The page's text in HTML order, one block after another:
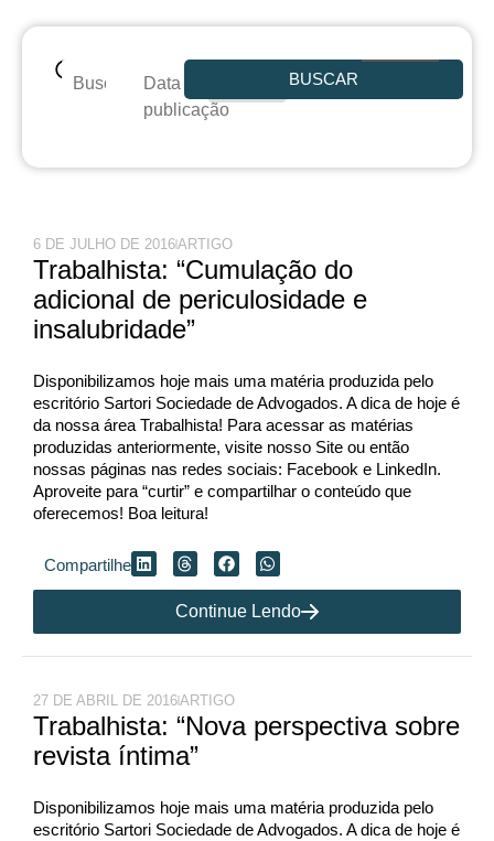
Data de
publicação
BUSCAR
6 DE JULHO DE 2016ARTIGO
Trabalhista: “Cumulação do
adicional de periculosidade e
insalubridade”
Disponibilizamos hoje mais uma matéria produzida pelo
escritório Sartori Sociedade de Advogados. A dica de hoje é
da nossa área Trabalhista! Para acessar as matérias
produzidas anteriormente, visite nosso Site ou então
nossas páginas nas redes sociais: Facebook e LinkedIn.
Aproveite para “curtir” e compartilhar o conteúdo que
oferecemos! Boa leitura!
Compartilhe
Continue Lendo
27 DE ABRIL DE 2016ARTIGO
Trabalhista: “Nova perspectiva sobre
revista íntima”
Disponibilizamos hoje mais uma matéria produzida pelo
escritório Sartori Sociedade de Advogados. A dica de hoje é